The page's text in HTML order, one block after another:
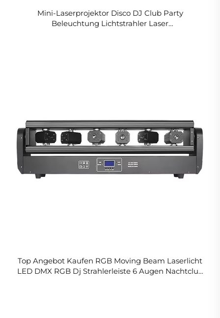
Mini-Laserprojektor Disco DJ Club Party
Beleuchtung Lichtstrahler Laser
Top Angebot Kaufen RGB Moving Beam Laserlicht
LED DMX RGB Dj Strahlerleiste 6 Augen Nachtclub